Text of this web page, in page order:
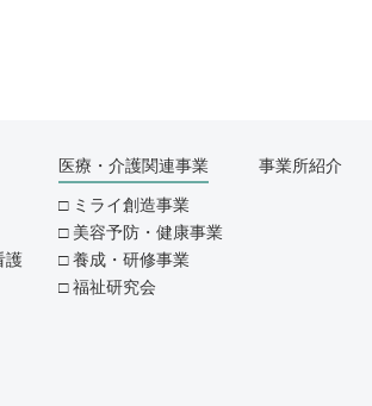
護
医療・介護関連事業
ミライ創造事業
美容予防・健康事業
養成・研修事業
福祉研究会
事業所紹介